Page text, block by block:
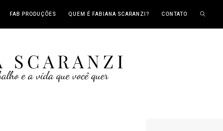
FAB PRODUÇÕES QUEM É FABIANA SCARANZI? CONTATO